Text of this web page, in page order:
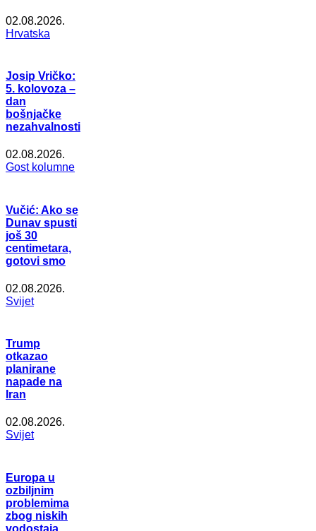
02.08.2026.
Hrvatska
Josip Vričko:
5. kolovoza –
dan
bošnjačke
nezahvalnosti
02.08.2026.
Gost kolumne
Vučić: Ako se
Dunav spusti
još 30
centimetara,
gotovi smo
02.08.2026.
Svijet
Trump
otkazao
planirane
napade na
Iran
02.08.2026.
Svijet
Europa u
ozbiljnim
problemima
zbog niskih
vodostaja